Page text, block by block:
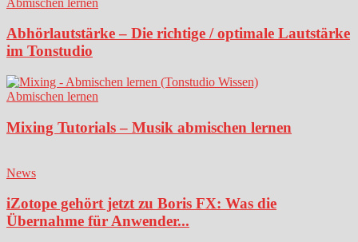
Abhörlautstärke – Die richtige / optimale Lautstärke
im Tonstudio
Abmischen lernen
Mixing Tutorials – Musik abmischen lernen
News
iZotope gehört jetzt zu Boris FX: Was die
Übernahme für Anwender...